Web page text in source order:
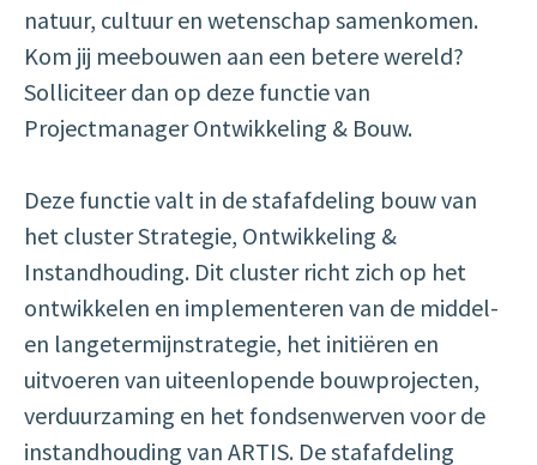
natuur, cultuur en wetenschap samenkomen.
Kom jij meebouwen aan een betere wereld?
Solliciteer dan op deze functie van
Projectmanager Ontwikkeling & Bouw.
Deze functie valt in de stafafdeling bouw van
het cluster Strategie, Ontwikkeling &
Instandhouding. Dit cluster richt zich op het
ontwikkelen en implementeren van de middel-
en langetermijnstrategie, het initiëren en
uitvoeren van uiteenlopende bouwprojecten,
verduurzaming en het fondsenwerven voor de
instandhouding van ARTIS. De stafafdeling